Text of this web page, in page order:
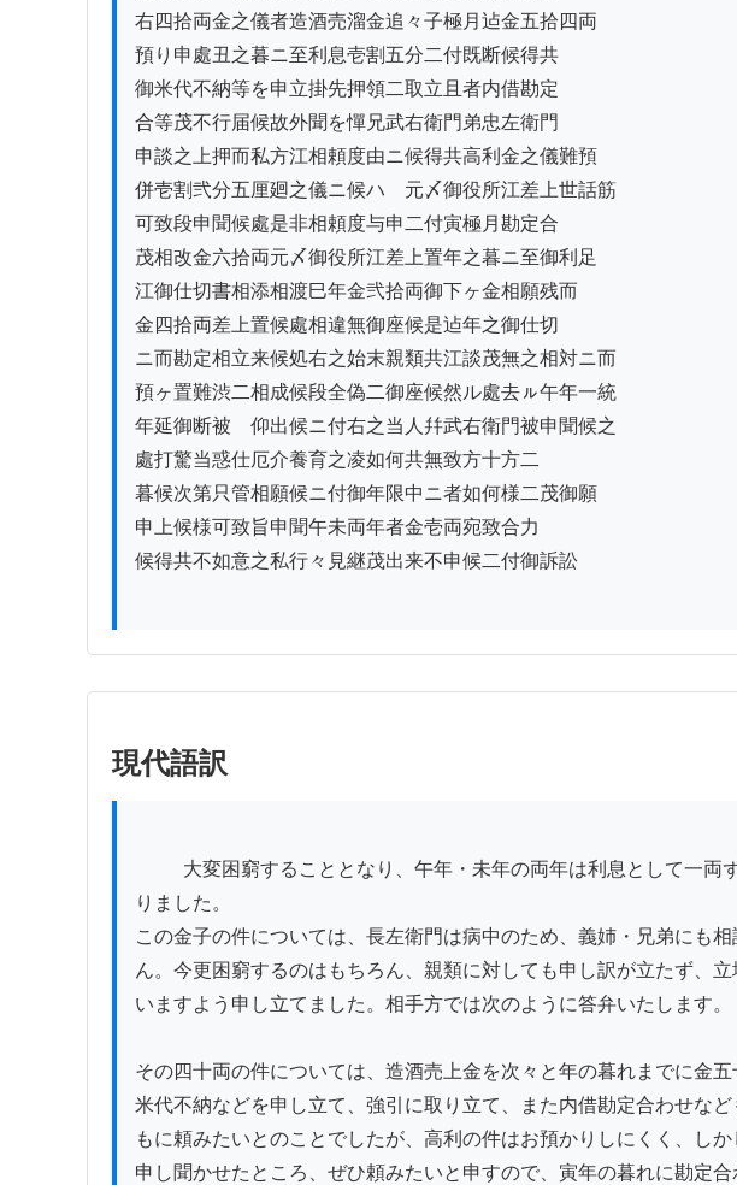
右四拾両金之儀者造酒売溜金追々子極月迠金五拾四両
預り申處丑之暮ニ至利息壱割五分二付既断候得共
御米代不納等を申立掛先押領二取立且者内借勘定
合等茂不行届候故外聞を憚兄武右衛門弟忠左衛門
申談之上押而私方江相頼度由ニ候得共高利金之儀難預
併壱割弐分五厘廻之儀ニ候ハゝ元〆御役所江差上世話筋
可致段申聞候處是非相頼度与申二付寅極月勘定合
茂相改金六拾両元〆御役所江差上置年之暮ニ至御利足
江御仕切書相添相渡巳年金弐拾両御下ヶ金相願残而
金四拾両差上置候處相違無御座候是迠年之御仕切
ニ而勘定相立来候処右之始末親類共江談茂無之相対ニ而
預ヶ置難渋二相成候段全偽二御座候然ル處去ㇽ午年一統
年延御断被　仰出候ニ付右之当人幷武右衛門被申聞候之
處打驚当惑仕厄介養育之凌如何共無致方十方二
暮候次第只管相願候ニ付御年限中ニ者如何様二茂御願
申上候様可致旨申聞午未両年者金壱両宛致合力
候得共不如意之私行々見継茂出来不申候二付御訴訟
現代語訳
りました。
この金子の件については、長左衛門は病中のため、義姉・兄弟にも
ん。今更困窮するのはもちろん、親類に対しても申し訳が立たず、
いますよう申し立てました。相手方では次のように答弁いたします。
その四十両の件については、造酒売上金を次々と年の暮れまでに金
米代不納などを申し立て、強引に取り立て、また内借勘定合わせな
もに頼みたいとのことでしたが、高利の件はお預かりしにくく、し
申し聞かせたところ、ぜひ頼みたいと申すので、寅年の暮れに勘定